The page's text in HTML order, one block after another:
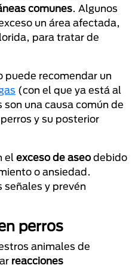
comunes . Algunos
un área afectada,
para tratar de
puede recomendar un
(con el que ya está al
una causa común de
y su posterior
el exceso de aseodebido
o ansiedad.
señales y prevén
perros
animales de
reacciones